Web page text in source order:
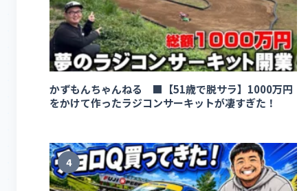
かずもんちゃんねる ■【51歳で脱サラ】1000万円
をかけて作ったラジコンサーキットが凄すぎた！
4